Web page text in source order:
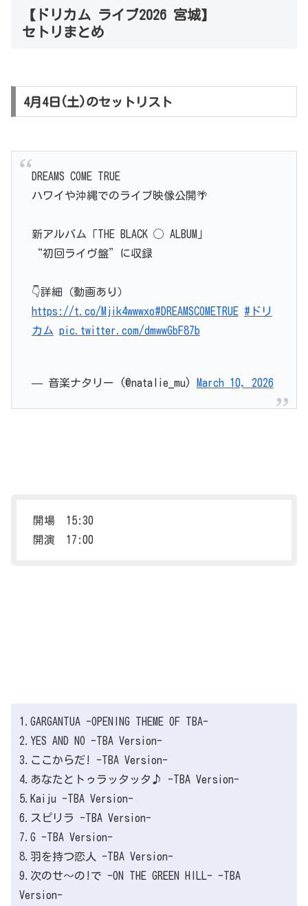
【ドリカム ライブ2026 宮城】
セトリまとめ
4月4日(土)のセットリスト
DREAMS COME TRUE
ハワイや沖縄でのライブ映像公開🌴
新アルバム「THE BLACK ◯ ALBUM」
“初回ライヴ盤”に収録
👇️詳細（動画あり）
https://t.co/Mjik4wwwxo#DREAMSCOMETRUE #ドリ
カム pic.twitter.com/dmwwGbF87b
— 音楽ナタリー (@natalie_mu) March 10, 2026
開場 15:30
開演 17:00
1.GARGANTUA -OPENING THEME OF TBA-
2.YES AND NO -TBA Version-
3.ここからだ! -TBA Version-
4.あなたとトゥラッタッタ♪ -TBA Version-
5.Kaiju -TBA Version-
6.スピリラ -TBA Version-
7.G -TBA Version-
8.羽を持つ恋人 -TBA Version-
9.次のせ〜の!で -ON THE GREEN HILL- -TBA
Version-